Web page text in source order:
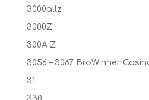
3000allz
3000Z
300A Z
3056 – 3067 BroWinner
31